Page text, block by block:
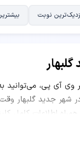
نوبت
وی آی پی،
گلبهار وقت
همراه اطلاعات کامل
ارائه شده است. شما